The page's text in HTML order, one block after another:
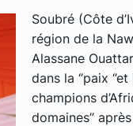
Soubré (Côte
région de la
Alassane
dans la ‘’paix
champions
domaines’’